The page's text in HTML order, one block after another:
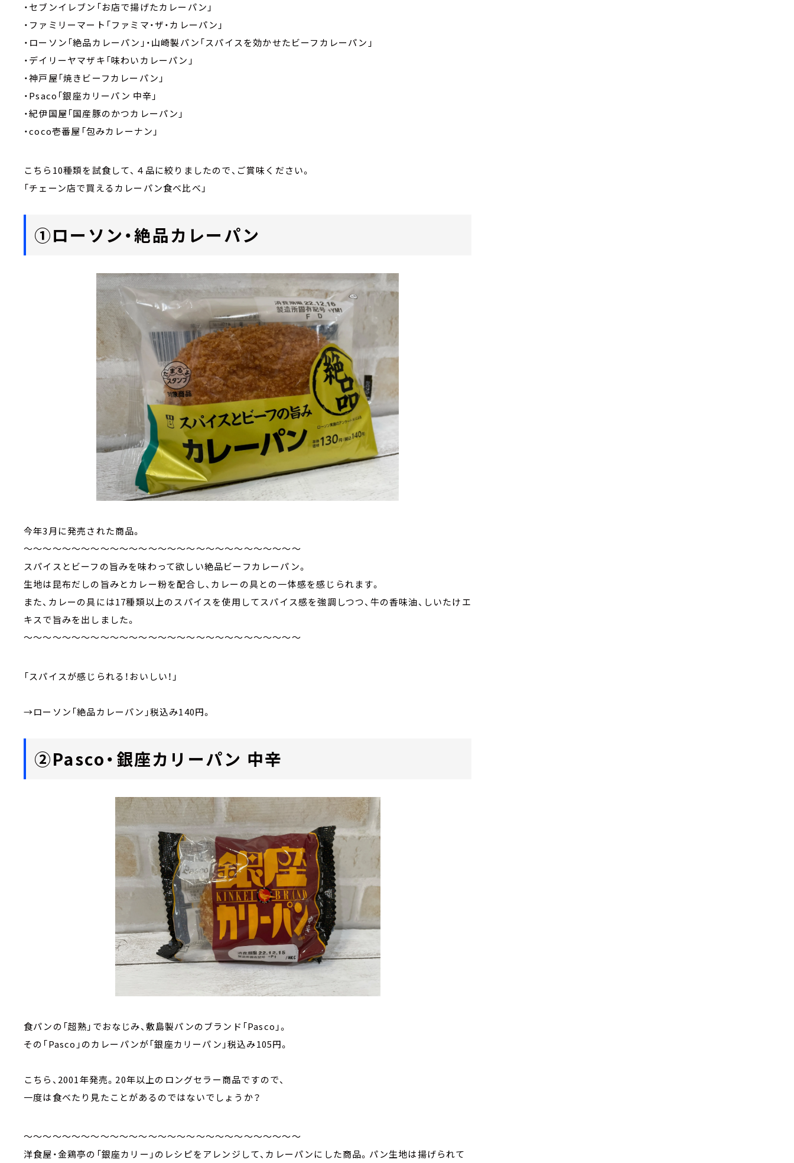
・セブンイレブン「お店で揚げたカレーパン」
・ファミリーマート「ファミマ・ザ・カレーパン」
・ローソン「絶品カレーパン」・山崎製パン「スパイスを効かせたビーフカレーパン」
・デイリーヤマザキ「味わいカレーパン」
・神戸屋「焼きビーフカレーパン」
・Psaco「銀座カリーパン 中辛」
・紀伊国屋「国産豚のかつカレーパン」
・coco壱番屋「包みカレーナン」
こちら10種類を試食して、４品に絞りましたので、ご賞味ください。
「チェーン店で買えるカレーパン食べ比べ」
①ローソン・絶品カレーパン
今年3月に発売された商品。
～～～～～～～～～～～～～～～～～～～～～～～～～～～～～
スパイスとビーフの旨みを味わって欲しい絶品ビーフカレーパン。
生地は昆布だしの旨みとカレー粉を配合し、カレーの具との一体感を感じられます。
また、カレーの具には17種類以上のスパイスを使用してスパイス感を強調しつつ、牛の香味油、しいたけエ
キスで旨みを出しました。
～～～～～～～～～～～～～～～～～～～～～～～～～～～～～
「スパイスが感じられる！おいしい！」
→ローソン「絶品カレーパン」税込み140円。
②Pasco・銀座カリーパン 中辛
食パンの「超熟」でおなじみ、敷島製パンのブランド「Pasco」。
その「Pasco」のカレーパンが「銀座カリーパン」税込み105円。
こちら、2001年発売。20年以上のロングセラー商品ですので、
一度は食べたり見たことがあるのではないでしょうか？
～～～～～～～～～～～～～～～～～～～～～～～～～～～～～
洋食屋・金鶏亭の「銀座カリー」のレシピをアレンジして、カレーパンにした商品。パン生地は揚げられて